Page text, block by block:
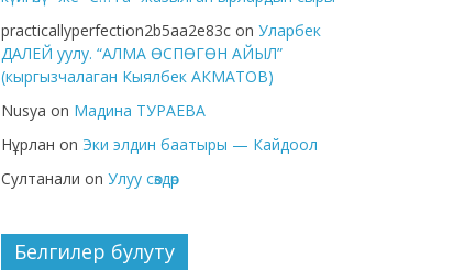
practicallyperfection2b5aa2e83c on Уларбек
ДАЛЕЙ уулу. “АЛМА ӨСПӨГӨН АЙЫЛ”
(кыргызчалаган Кыялбек АКМАТОВ)
Nusya on Мадина ТУРАЕВА
Нұрлан on Эки элдин баатыры — Кайдоол
Султанали on Улуу сөздөр
Белгилер булуту